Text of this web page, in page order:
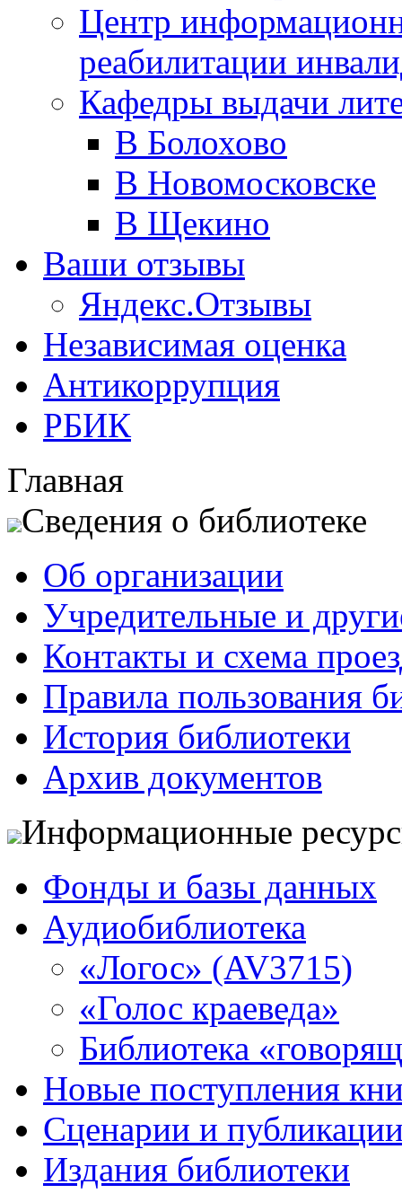
Центр
реабилитации
Кафедры выдачи
В Болохово
В Новомосковске
В Щекино
Ваши отзывы
Яндекс.Отзывы
Независимая оценка
Антикоррупция
РБИК
Главная
Сведения о библиотеке
Об организации
Учредительные и
Контакты и схема
Правила пользования
История библиотеки
Архив документов
Информационные
Фонды и базы данных
Аудиобиблиотека
«Логос» (AV3715)
«Голос краеведа»
Библиотека
Новые поступления
Сценарии и
Издания библиотеки